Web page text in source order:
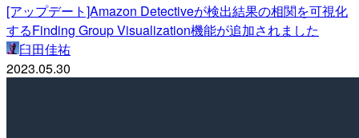
[アップデート]Amazon Detectiveが検出結果の相関を可視化
するFinding Group Visualization機能が追加されました
臼田佳祐
2023.05.30